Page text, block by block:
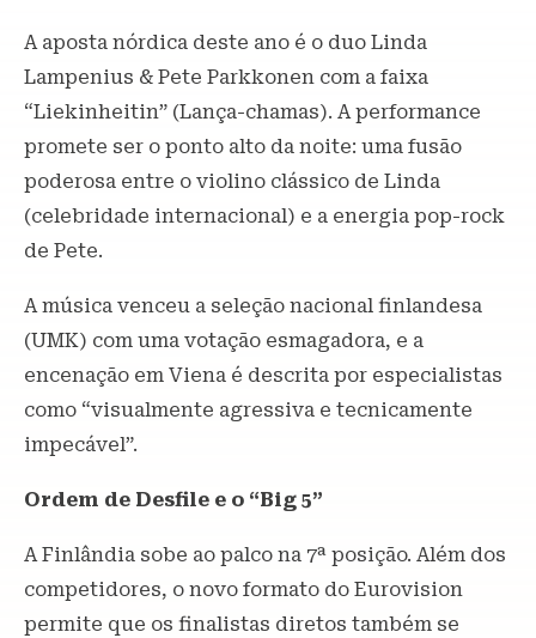
A aposta nórdica deste ano é o duo Linda
Lampenius & Pete Parkkonen com a faixa
“Liekinheitin” (Lança-chamas). A performance
promete ser o ponto alto da noite: uma fusão
poderosa entre o violino clássico de Linda
(celebridade internacional) e a energia pop-rock
de Pete.
A música venceu a seleção nacional finlandesa
(UMK) com uma votação esmagadora, e a
encenação em Viena é descrita por especialistas
como “visualmente agressiva e tecnicamente
impecável”.
Ordem de Desfile e o “Big 5”
A Finlândia sobe ao palco na 7ª posição. Além dos
competidores, o novo formato do Eurovision
permite que os finalistas diretos também se